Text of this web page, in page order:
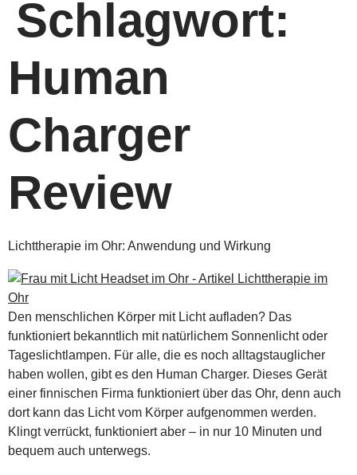
Schlagwort:
Human
Charger
Review
Lichttherapie im Ohr: Anwendung und Wirkung
Den menschlichen Körper mit Licht aufladen? Das
funktioniert bekanntlich mit natürlichem Sonnenlicht oder
Tageslichtlampen. Für alle, die es noch alltagstauglicher
haben wollen, gibt es den Human Charger. Dieses Gerät
einer finnischen Firma funktioniert über das Ohr, denn auch
dort kann das Licht vom Körper aufgenommen werden.
Klingt verrückt, funktioniert aber – in nur 10 Minuten und
bequem auch unterwegs.